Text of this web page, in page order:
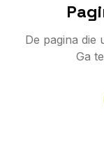
De pagina die
Ga